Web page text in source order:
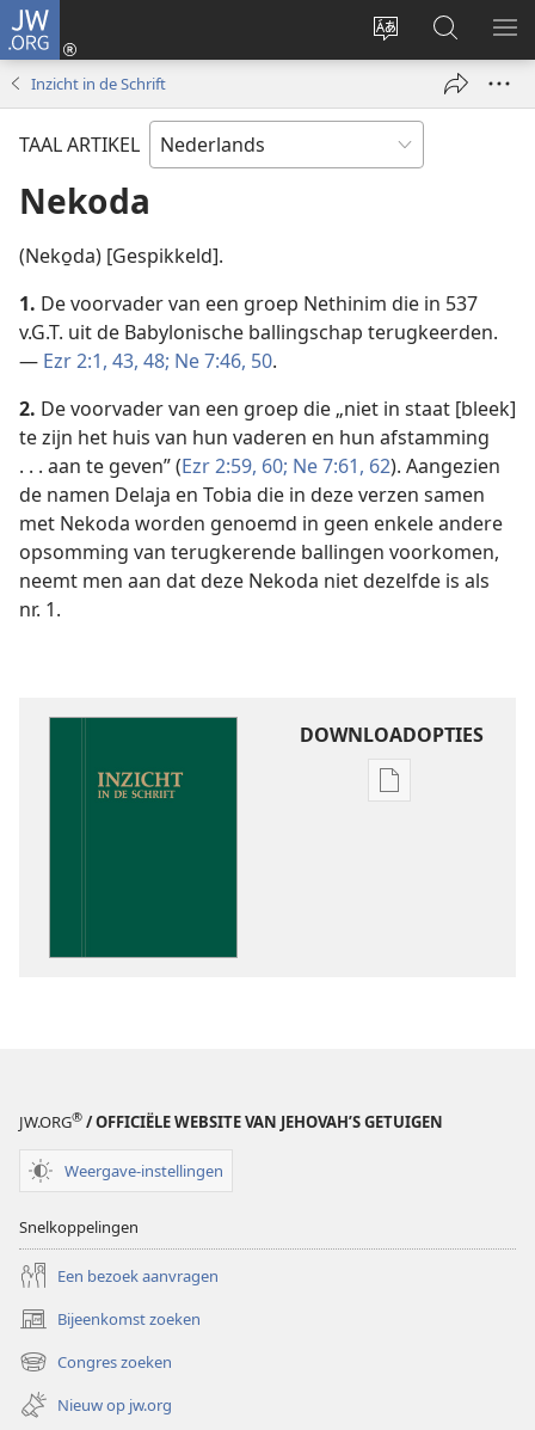
JW.ORG
Taal
wijzigen
Inloggen
(opent
Zoeken
op
JW.ORG
Inzicht in de Schrift
TAAL ARTIKEL
Nekoda
(Neko̱da) [Gespikkeld].
1. De voorvader van een groep Nethinim die in 537
v.G.T. uit de Babylonische ballingschap terugkeerden.
— Ezr 2:1, 43, 48; Ne 7:46, 50.
2. De voorvader van een groep die „niet in staat [bleek]
te zijn het huis van hun vaderen en hun afstamming
. . . aan te geven” (Ezr 2:59, 60; Ne 7:61, 62). Aangezien
de namen Delaja en Tobia die in deze verzen samen
met Nekoda worden genoemd in geen enkele andere
opsomming van terugkerende ballingen voorkomen,
neemt men aan dat deze Nekoda niet dezelfde is als
nr. 1.
DOWNLOADOPTIES
JW.ORG® / OFFICIËLE WEBSITE VAN JEHOVAH’S GETUIGEN
Weergave-instellingen
Snelkoppelingen
Een bezoek aanvragen
Bijeenkomst zoeken
(opent
nieuw
venster)
Congres zoeken
(opent
nieuw
venster)
Nieuw op jw.org